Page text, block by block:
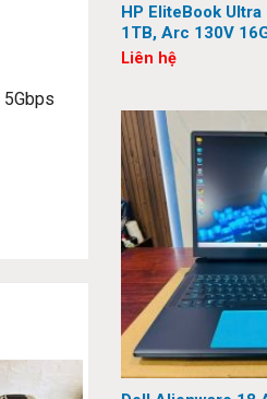
HP EliteBook Ultra
1TB, Arc 130V
Touch)
Liên hệ